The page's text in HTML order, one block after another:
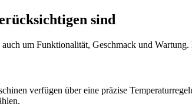
sind
um Funktionalität, Geschmack und
verfügen über eine präzise